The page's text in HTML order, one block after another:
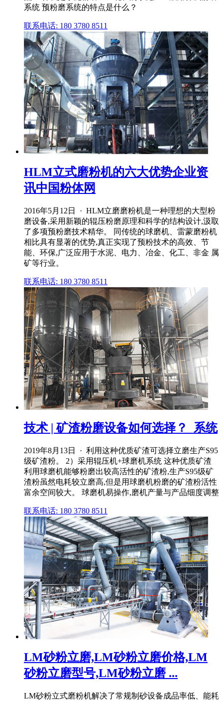
系统 预粉磨系统的特点是什么？
联系电话: 180 3780 8511
HLM立式磨粉机的六大优势企业资
讯中国粉体网
2016年5月12日 · HLM立磨磨粉机是一种理想的大型粉
磨设备,采用新颖的辊压粉磨原理和科学的结构设计,汲取
了多项预粉磨技术精华。 同传统的球磨机、雷蒙磨粉机
相比具有显著的优势,真正实现了预粉技术的高效、节
能、环保,广泛应用于水泥、电力、冶金、化工、非金 属
矿等行业。
联系电话: 180 3780 8511
技术 | 矿渣粉磨设备如何选择？_系统
2019年8月13日 · 利用这种优质矿渣可选择立磨生产S95
级矿渣粉。 2）采用辊压机+球磨机系统 这种优质矿渣
利用球磨机能够粉磨出较高活性的矿渣粉,生产S95级矿
渣粉虽然电耗较立磨高,但是用球磨机粉磨的矿渣粉活性
富余空间较大。 球磨机易操作,磨机产量与产品细度调整
联系电话: 180 3780 8511
LM砂粉立磨,LM砂粉立磨价格,LM
砂粉立磨型号,LM砂粉立磨 ...
LM砂粉立式磨粉机解决了常规制砂设备成品率低、能耗